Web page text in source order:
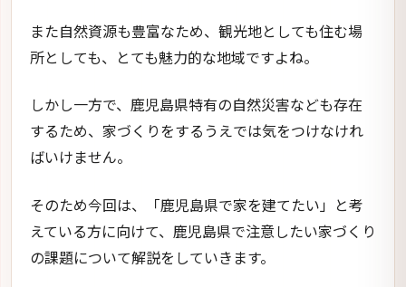
また自然資源も豊富なため、観光地としても住む場
所としても、とても魅力的な地域ですよね。
しかし一方で、鹿児島県特有の自然災害なども存在
するため、家づくりをするうえでは気をつけなけれ
ばいけません。
そのため今回は、「鹿児島県で家を建てたい」と考
えている方に向けて、鹿児島県で注意したい家づくり
の課題について解説をしていきます。